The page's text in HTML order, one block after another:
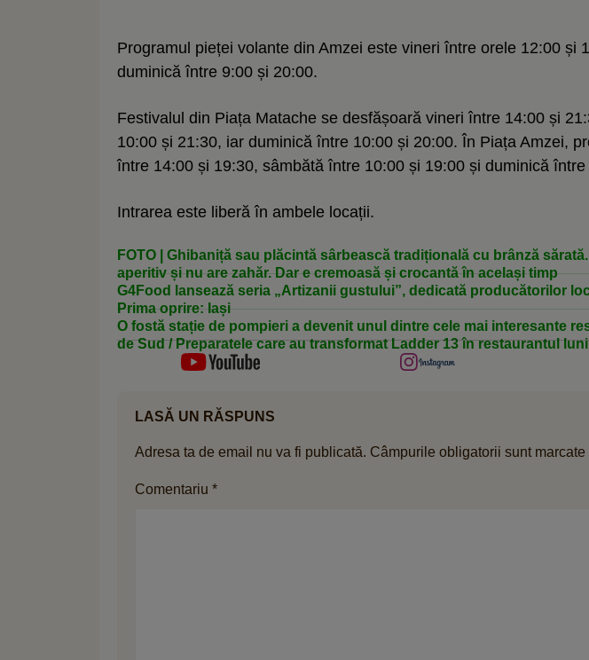
Programul pieței volante din Amzei este vineri între orele 12:00 și
duminică între 9:00 și 20:00.
Festivalul din Piața Matache se desfășoară vineri între 14:00 și
10:00 și 21:30, iar duminică între 10:00 și 20:00. În Piața Amzei,
între 14:00 și 19:30, sâmbătă între 10:00 și 19:00 și duminică între
Intrarea este liberă în ambele locații.
FOTO | Ghibaniță sau plăcintă sârbească tradițională cu brânză
aperitiv și nu are zahăr. Dar e cremoasă și crocantă în același timp
G4Food lansează seria „Artizanii gustului”, dedicată producătorilor
Prima oprire: Iași
O fostă stație de pompieri a devenit unul dintre cele mai interesante
de Sud / Preparatele care au transformat Ladder 13 în restaurantul
LASĂ UN RĂSPUNS
Adresa ta de email nu va fi publicată. Câmpurile obligatorii sunt marcate
Comentariu *